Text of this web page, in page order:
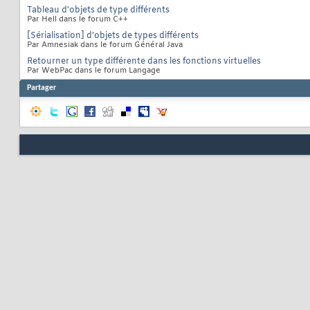
Tableau d'objets de type différents
Par Hell dans le forum C++
[Sérialisation] d'objets de types différents
Par Amnesiak dans le forum Général Java
Retourner un type différente dans les fonctions virtuelles
Par WebPac dans le forum Langage
Partager